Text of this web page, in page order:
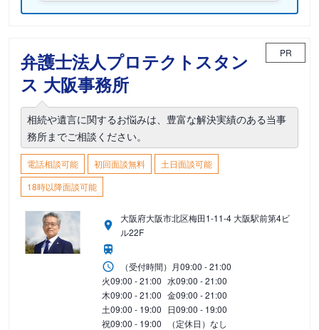
弁護士法人プロテクトスタン
ス 大阪事務所
PR
相続や遺言に関するお悩みは、豊富な解決実績のある当事
務所までご相談ください。
電話相談可能 初回面談無料
土日面談可能
18時以降面談可能
大阪府大阪市北区梅田1-11-4 大阪駅前第4ビ
ル22F
（受付時間） 月09:00 - 21:00
火09:00 - 21:00 水09:00 - 21:00
木09:00 - 21:00 金09:00 - 21:00
土09:00 - 19:00 日09:00 - 19:00
祝09:00 - 19:00 （定休日）なし